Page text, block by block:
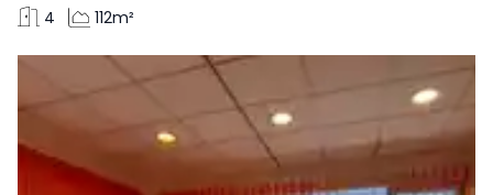
4
112m²